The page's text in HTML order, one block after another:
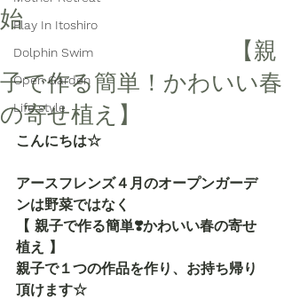
Play In Itoshiro
Dolphin Swim
Open Garden
Life style
始
【親
子で作る簡単！かわいい春
の寄せ植え】
こんにちは☆
アースフレンズ４月のオープンガーデ
ンは野菜ではなく
【 親子で作る簡単❣️かわいい春の寄せ
植え 】
親子で１つの作品を作り、お持ち帰り
頂けます☆